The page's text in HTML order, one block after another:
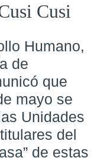
Cusi
Humano,
de
que
mayo se
Unidades
del
de estas